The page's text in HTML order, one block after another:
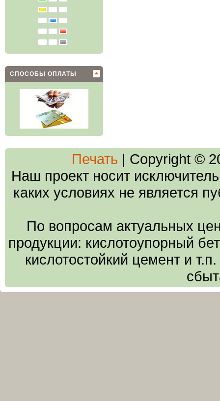
СПОСОБЫ ОПЛАТЫ
Печать | Copyright ©
Наш проект носит
каких условиях не является
По вопросам актуальных
продукции: кислотоупорный
кислотостойкий цемент и